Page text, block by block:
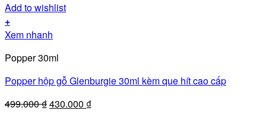
Add to wishlist
+
Xem nhanh
Popper 30ml
Popper hộp gỗ Glenburgie 30ml kèm que hít cao cấp
499.000₫Giá
430.000 ₫Giá